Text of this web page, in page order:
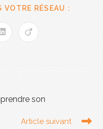
VOTRE RÉSEAU :
son
Article suivant